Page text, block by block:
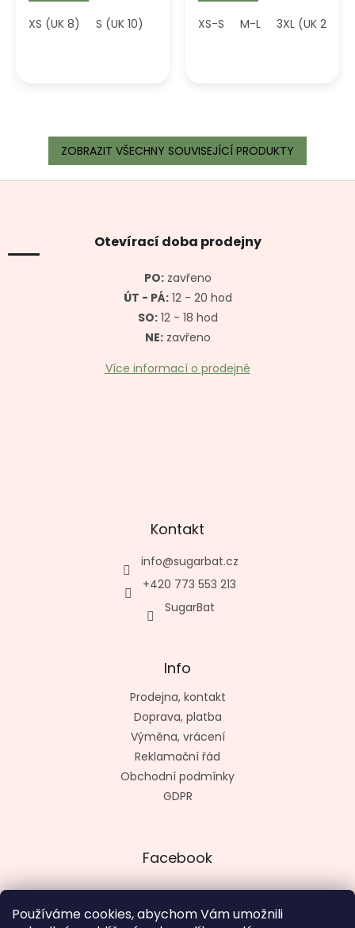
Používáme cookies, abychom Vám umožnili
XS (UK 8) S (UK 10) M (UK 12) L (UK 14) XL (UK 16)
XS-S M-L 3XL (UK 20)
ZOBRAZIT VŠECHNY SOUVISEJÍCÍ PRODUKTY
Z
Otevírací doba prodejny
PO:zavřeno
ÚT - PÁ:12 - 20 hod
SO:12 - 18 hod
NE:zavřeno
Více informací o prodejně
Kontakt
info@sugarbat.cz
+420 773 553 213
SugarBat
Info
Prodejna, kontakt
Doprava, platba
Výměna, vrácení
Reklamační řád
Obchodní podmínky
GDPR
Facebook